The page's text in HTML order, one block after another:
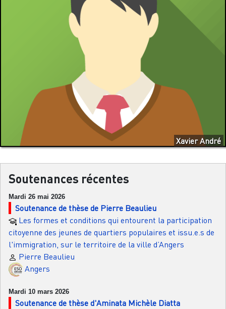
Xavier André
Soutenances récentes
Mardi 26 mai 2026
Soutenance de thèse de Pierre Beaulieu
Les formes et conditions qui entourent la participation
citoyenne des jeunes de quartiers populaires et issu.e.s de
l'immigration, sur le territoire de la ville d’Angers
Pierre Beaulieu
Angers
Mardi 10 mars 2026
Soutenance de thèse d'Aminata Michèle Diatta